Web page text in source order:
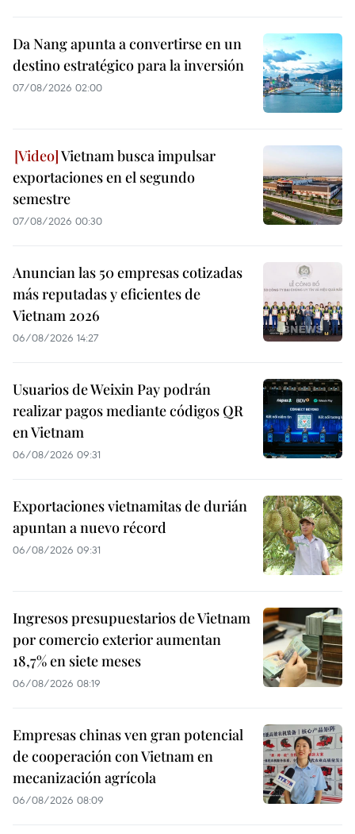
Da Nang apunta a convertirse en un
destino estratégico para la inversión
07/08/2026 02:00
Vietnam busca impulsar
exportaciones en el segundo
semestre
07/08/2026 00:30
Anuncian las 50 empresas cotizadas
más reputadas y eficientes de
Vietnam 2026
06/08/2026 14:27
Usuarios de Weixin Pay podrán
realizar pagos mediante códigos QR
en Vietnam
06/08/2026 09:31
Exportaciones vietnamitas de durián
apuntan a nuevo récord
06/08/2026 09:31
Ingresos presupuestarios de Vietnam
por comercio exterior aumentan
18,7% en siete meses
06/08/2026 08:19
Empresas chinas ven gran potencial
de cooperación con Vietnam en
mecanización agrícola
06/08/2026 08:09